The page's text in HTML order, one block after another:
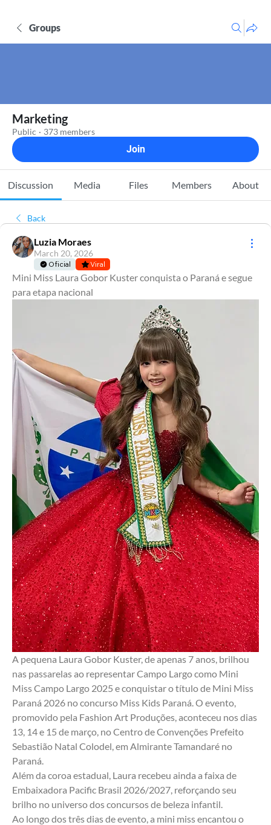
Groups
Marketing
Public · 373 members
Join
Discussion Media Files Members About
Back
Luzia Moraes
March 20, 2026
Oficial Viral
Mini Miss Laura Gobor Kuster conquista o Paraná e segue
para etapa nacional
A pequena Laura Gobor Kuster, de apenas 7 anos, brilhou
nas passarelas ao representar Campo Largo como Mini
Miss Campo Largo 2025 e conquistar o título de Mini Miss
Paraná 2026 no concurso Miss Kids Paraná. O evento,
promovido pela Fashion Art Produções, aconteceu nos dias
13, 14 e 15 de março, no Centro de Convenções Prefeito
Sebastião Natal Colodel, em Almirante Tamandaré no
Paraná.
Além da coroa estadual, Laura recebeu ainda a faixa de
Embaixadora Pacific Brasil 2026/2027, reforçando seu
brilho no universo dos concursos de beleza infantil.
Ao longo dos três dias de evento, a mini miss encantou o